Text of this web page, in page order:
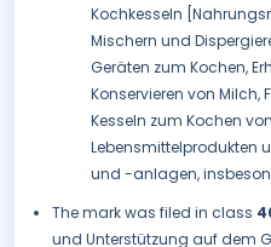
Kochkesseln
Mischern und
Geräten zum Kochen,
Konservieren von
Kesseln zum Kochen
Lebensmittelprodukten
und -anlagen,
The mark was filed in class
und Unterstützung auf dem